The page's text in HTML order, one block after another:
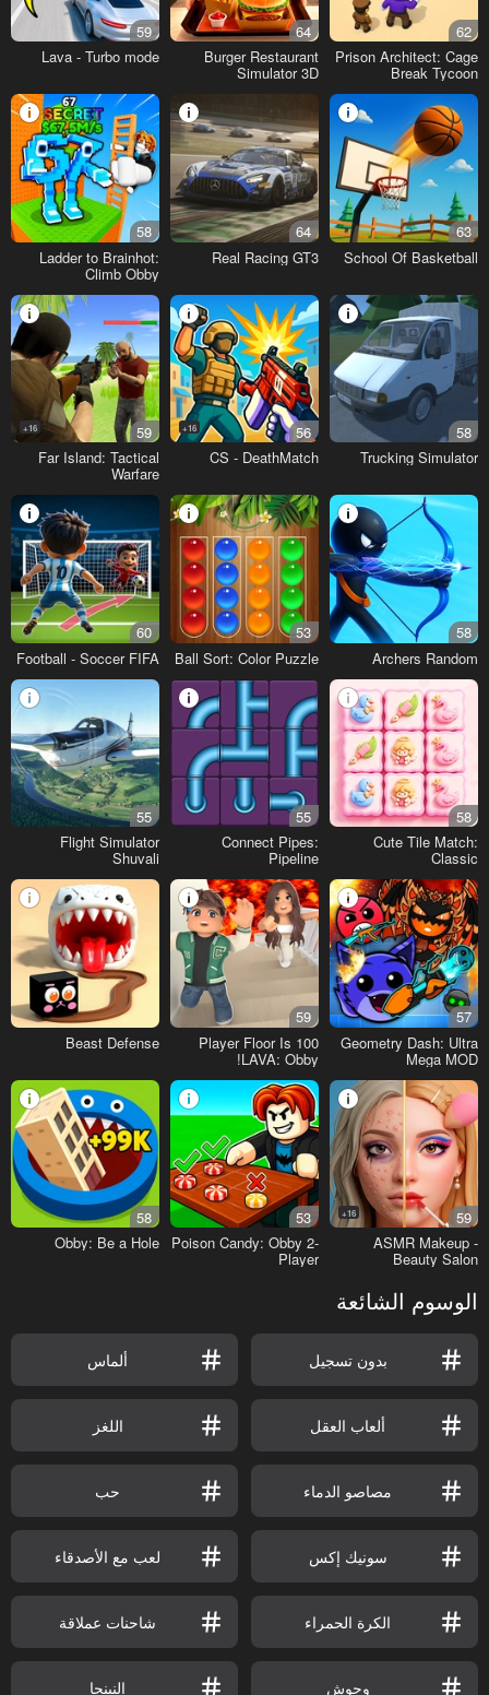
62
Prison Architect: Cage
Break Tycoon
64
Burger Restaurant
Simulator 3D
59
Lava - Turbo mode
63
School Of Basketball
64
Real Racing GT3
58
Ladder to Brainhot:
Climb Obby
58
Trucking Simulator
56
16+
CS - DeathMatch
59
16+
Far Island: Tactical
Warfare
58
Archers Random
53
Ball Sort: Color Puzzle
60
Football - Soccer FIFA
58
Cute Tile Match:
Classic
55
Connect Pipes:
Pipeline
55
Flight Simulator
Shuvali
57
Geometry Dash: Ultra
Mega MOD
59
100 Player Floor Is
LAVA: Obby!
Beast Defense
59
16+
ASMR Makeup -
Beauty Salon
53
Poison Candy: Obby 2-
Player
58
Obby: Be a Hole
الوسوم الشائعة
بدون تسجيل ألماس
ألعاب العقل اللغز
مصاصو الدماء حب
سونيك إكس لعب مع الأصدقاء
الكرة الحمراء شاحنات عملاقة
وحوش النينجا